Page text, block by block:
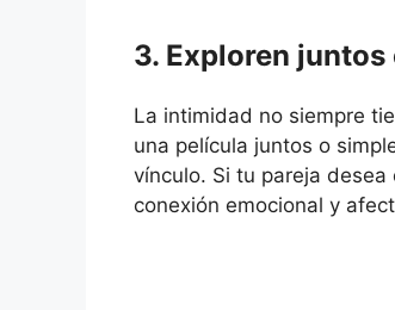
3. Exploren
La intimidad no siempre
una película juntos o
vínculo. Si tu pareja
conexión emocional y